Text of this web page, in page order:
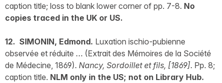
caption title; loss to blank lower corner of pp. 7-8. No
copies traced in the UK or US.
12. SIMONIN, Edmond. Luxation ischio-pubienne
observée et réduite … (Extrait des Mémoires de la Société
de Médecine, 1869). Nancy, Sordoillet et fils, [1869]. Pp. 8;
caption title. NLM only in the US; not on Library Hub.